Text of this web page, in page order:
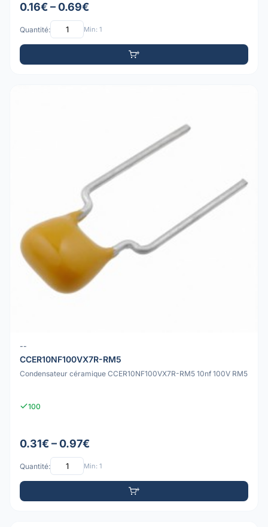
0.16€ – 0.69€
Quantité: Min: 1
--
CCER10NF100VX7R-RM5
Condensateur céramique CCER10NF100VX7R-RM5 10nf 100V RM5
100
0.31€ – 0.97€
Quantité: Min: 1